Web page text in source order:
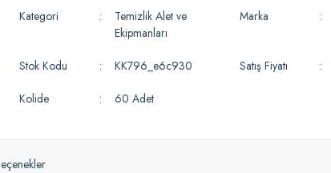
Kategori
Temizlik Alet ve
Ekipmanları
Marka
Stok Kodu KK796_e6c930 Satış Fiyatı
Kolide 60 Adet